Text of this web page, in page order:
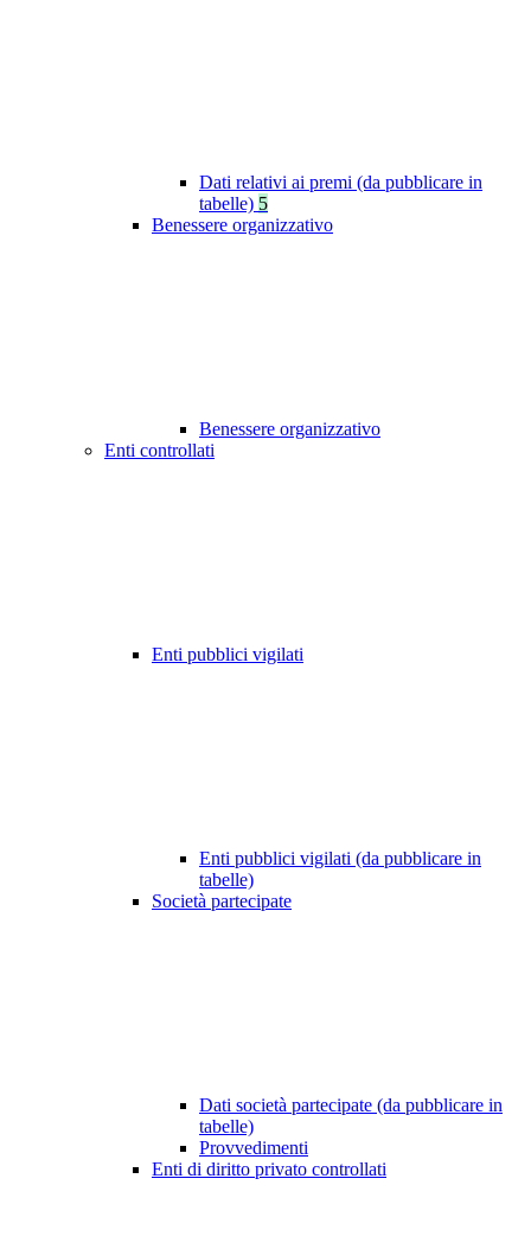
Dati relativi ai premi (da pubblicare in
tabelle) 5
Benessere organizzativo
Benessere organizzativo
Enti controllati
Enti pubblici vigilati
Enti pubblici vigilati (da pubblicare in
tabelle)
Società partecipate
Dati società partecipate (da pubblicare in
tabelle)
Provvedimenti
Enti di diritto privato controllati